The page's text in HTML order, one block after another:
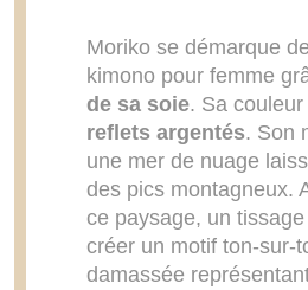
Moriko se démarque
kimono pour femme
de sa soie. Sa
reflets argentés. Son
une mer de nuage
des pics montagneux.
ce paysage, un
créer un motif ton-sur-
damassée